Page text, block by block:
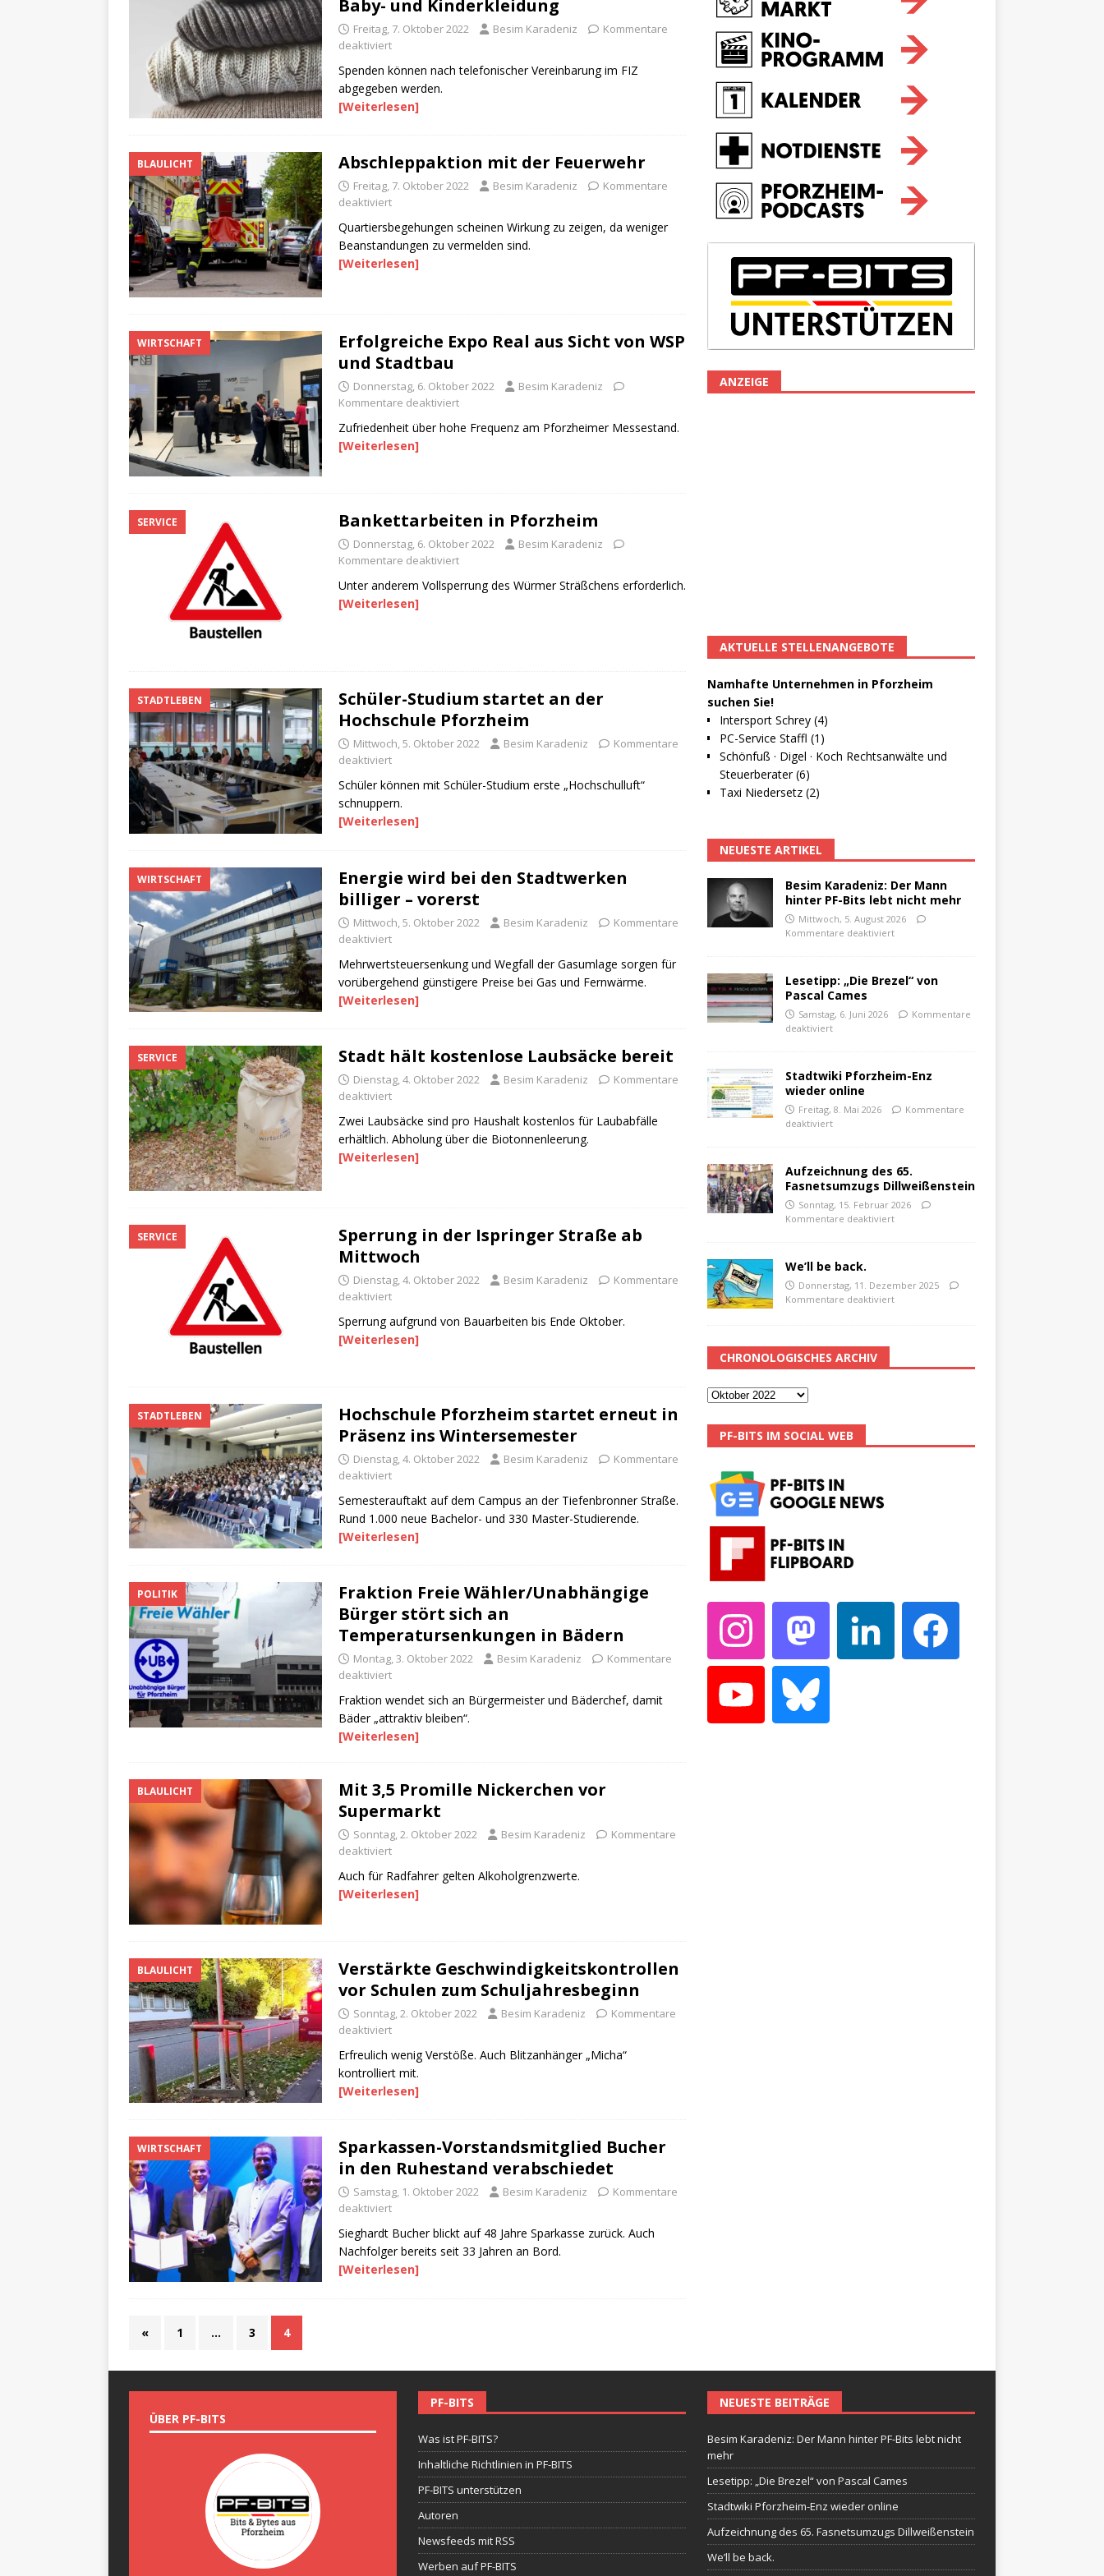
Baby- und Kinderkleidung
Freitag, 7. Oktober 2022 Besim Karadeniz
Kommentare
deaktiviert
Spenden können nach telefonischer Vereinbarung im FIZ
abgegeben werden.
[Weiterlesen]
BLAULICHT Abschleppaktion mit der Feuerwehr
Freitag, 7. Oktober 2022 Besim Karadeniz
Kommentare
deaktiviert
Quartiersbegehungen scheinen Wirkung zu zeigen, da weniger
Beanstandungen zu vermelden sind.
[Weiterlesen]
WIRTSCHAFT
Erfolgreiche Expo Real aus Sicht von WSP
und Stadtbau
Donnerstag, 6. Oktober 2022
Besim Karadeniz
Kommentare deaktiviert
Zufriedenheit über hohe Frequenz am Pforzheimer Messestand.
[Weiterlesen]
SERVICE Bankettarbeiten in Pforzheim
Donnerstag, 6. Oktober 2022
Besim Karadeniz
Kommentare deaktiviert
Unter anderem Vollsperrung des Würmer Sträßchens erforderlich.
[Weiterlesen]
STADTLEBEN
Schüler-Studium startet an der
Hochschule Pforzheim
Mittwoch, 5. Oktober 2022 Besim Karadeniz
Kommentare
deaktiviert
Schüler können mit Schüler-Studium erste „Hochschulluft“
schnuppern.
[Weiterlesen]
WIRTSCHAFT
Energie wird bei den Stadtwerken
billiger – vorerst
Mittwoch, 5. Oktober 2022 Besim Karadeniz
Kommentare
deaktiviert
Mehrwertsteuersenkung und Wegfall der Gasumlage sorgen für
vorübergehend günstigere Preise bei Gas und Fernwärme.
[Weiterlesen]
SERVICE Stadt hält kostenlose Laubsäcke bereit
Dienstag, 4. Oktober 2022 Besim Karadeniz
Kommentare
deaktiviert
Zwei Laubsäcke sind pro Haushalt kostenlos für Laubabfälle
erhältlich. Abholung über die Biotonnenleerung.
[Weiterlesen]
SERVICE
Sperrung in der Ispringer Straße ab
Mittwoch
Dienstag, 4. Oktober 2022 Besim Karadeniz
Kommentare
deaktiviert
Sperrung aufgrund von Bauarbeiten bis Ende Oktober.
[Weiterlesen]
STADTLEBEN
Hochschule Pforzheim startet erneut in
Präsenz ins Wintersemester
Dienstag, 4. Oktober 2022 Besim Karadeniz
Kommentare
deaktiviert
Semesterauftakt auf dem Campus an der Tiefenbronner Straße.
Rund 1.000 neue Bachelor- und 330 Master-Studierende.
[Weiterlesen]
POLITIK
Fraktion Freie Wähler/Unabhängige
Bürger stört sich an
Temperatursenkungen in Bädern
Montag, 3. Oktober 2022 Besim Karadeniz
Kommentare
deaktiviert
Fraktion wendet sich an Bürgermeister und Bäderchef, damit
Bäder „attraktiv bleiben“.
[Weiterlesen]
BLAULICHT
Mit 3,5 Promille Nickerchen vor
Supermarkt
Sonntag, 2. Oktober 2022 Besim Karadeniz
Kommentare
deaktiviert
Auch für Radfahrer gelten Alkoholgrenzwerte.
[Weiterlesen]
BLAULICHT
Verstärkte Geschwindigkeitskontrollen
vor Schulen zum Schuljahresbeginn
Sonntag, 2. Oktober 2022 Besim Karadeniz
Kommentare
deaktiviert
Erfreulich wenig Verstöße. Auch Blitzanhänger „Micha“
kontrolliert mit.
[Weiterlesen]
WIRTSCHAFT
Sparkassen-Vorstandsmitglied Bucher
in den Ruhestand verabschiedet
Samstag, 1. Oktober 2022 Besim Karadeniz
Kommentare
deaktiviert
Sieghardt Bucher blickt auf 48 Jahre Sparkasse zurück. Auch
Nachfolger bereits seit 33 Jahren an Bord.
[Weiterlesen]
« 1 … 3 4
ANZEIGE
AKTUELLE STELLENANGEBOTE
Namhafte Unternehmen in Pforzheim
suchen Sie!
Intersport Schrey (4)
PC-Service Staffl (1)
Schönfuß · Digel · Koch Rechtsanwälte und
Steuerberater (6)
Taxi Niedersetz (2)
NEUESTE ARTIKEL
Besim Karadeniz: Der Mann
hinter PF-Bits lebt nicht mehr
Mittwoch, 5. August 2026
Kommentare deaktiviert
Lesetipp: „Die Brezel“ von
Pascal Cames
Samstag, 6. Juni 2026
Kommentare
deaktiviert
Stadtwiki Pforzheim-Enz
wieder online
Freitag, 8. Mai 2026
Kommentare
deaktiviert
Aufzeichnung des 65.
Fasnetsumzugs Dillweißenstein
Sonntag, 15. Februar 2026
Kommentare deaktiviert
We’ll be back.
Donnerstag, 11. Dezember 2025
Kommentare deaktiviert
CHRONOLOGISCHES ARCHIV
PF-BITS IM SOCIAL WEB
ÜBER PF-BITS
PF-BITS
Was ist PF-BITS?
Inhaltliche Richtlinien in PF-BITS
PF-BITS unterstützen
Autoren
Newsfeeds mit RSS
Werben auf PF-BITS
NEUESTE BEITRÄGE
Besim Karadeniz: Der Mann hinter PF-Bits lebt nicht
mehr
Lesetipp: „Die Brezel“ von Pascal Cames
Stadtwiki Pforzheim-Enz wieder online
Aufzeichnung des 65. Fasnetsumzugs Dillweißenstein
We’ll be back.